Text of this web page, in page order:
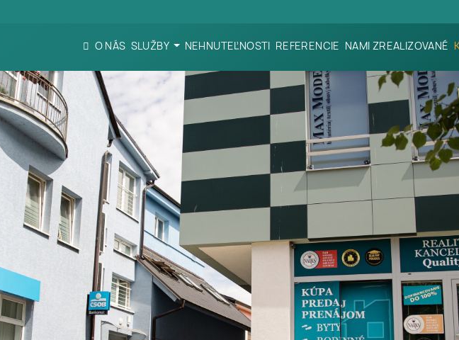
O NÁS SLUŽBY NEHNUTEĽNOSTI REFERENCIE NAMI ZREALIZOVANÉ